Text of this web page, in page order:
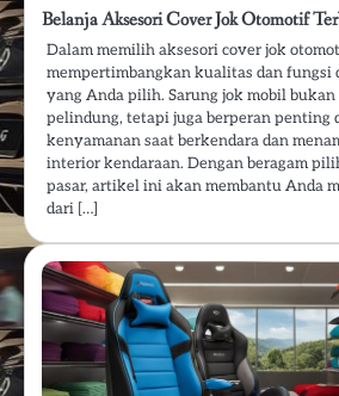
Belanja Aksesori Cover Jok Otomotif
Dalam memilih aksesori cover jok
mempertimbangkan kualitas dan fungsi
yang Anda pilih. Sarung jok mobil
pelindung, tetapi juga berperan penting
kenyamanan saat berkendara dan
interior kendaraan. Dengan beragam
pasar, artikel ini akan membantu Anda
dari […]